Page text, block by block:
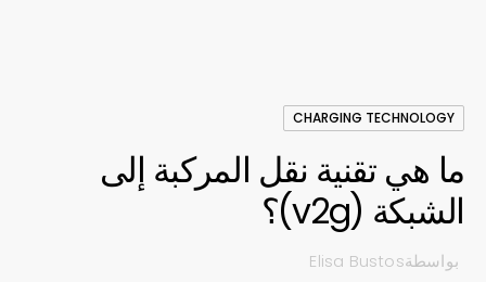
CHARGING TECHNOLOGY
ما هي تقنية نقل المركبة إلى
الشبكة (v2g)؟
بواسطةElisa Bustos